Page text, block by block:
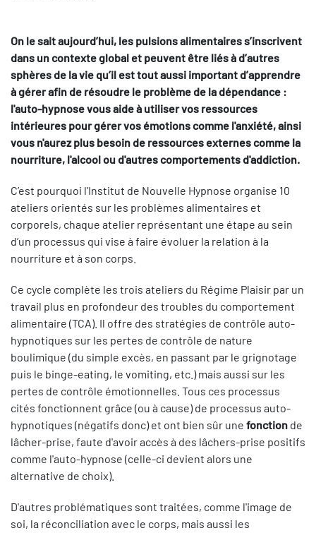
On le sait aujourd’hui, les pulsions alimentaires s’inscrivent
dans un contexte global et peuvent être liés à d’autres
sphères de la vie qu’il est tout aussi important d’apprendre
à gérer afin de résoudre le problème de la dépendance :
l'auto-hypnose vous aide à utiliser vos ressources
intérieures pour gérer vos émotions comme l'anxiété, ainsi
vous n'aurez plus besoin de ressources externes comme la
nourriture, l'alcool ou d'autres comportements d'addiction.
C’est pourquoi l'Institut de Nouvelle Hypnose organise 10
ateliers orientés sur les problèmes alimentaires et
corporels, chaque atelier représentant une étape au sein
d’un processus qui vise à faire évoluer la relation à la
nourriture et à son corps.
Ce cycle complète les trois ateliers du Régime Plaisir par un
travail plus en profondeur des troubles du comportement
alimentaire (TCA). Il offre des stratégies de contrôle auto-
hypnotiques sur les pertes de contrôle de nature
boulimique (du simple excès, en passant par le grignotage
puis le binge-eating, le vomiting, etc.) mais aussi sur les
pertes de contrôle émotionnelles. Tous ces processus
cités fonctionnent grâce (ou à cause) de processus auto-
hypnotiques (négatifs donc) et ont bien sûr une fonction de
lâcher-prise, faute d'avoir accès à des lâchers-prise positifs
comme l'auto-hypnose (celle-ci devient alors une
alternative de choix).
D'autres problématiques sont traitées, comme l'image de
soi, la réconciliation avec le corps, mais aussi les